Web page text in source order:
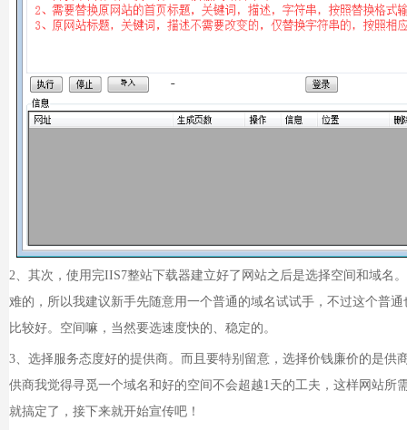
2、其次，使用完IIS7整站下载器建立好了网站之后是选择空间和域名
难的，所以我建议新手先随意用一个普通的域名试试手，不过这个普
比较好。空间嘛，当然要选速度快的、稳定的。
3、选择服务态度好的提供商。而且要特别留意，选择价钱廉价的是
供商我觉得寻觅一个域名和好的空间不会超越1天的工夫，这样网站
就搞定了，接下来就开始宣传吧！